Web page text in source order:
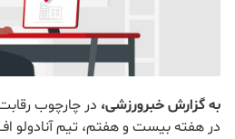
به گزارش خبرورزشی، در چارچوب
در هفته بیست و هفتم، تیم آنادولو